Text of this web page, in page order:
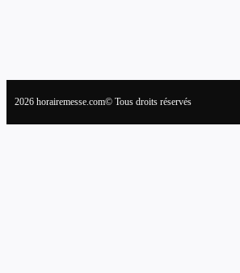
2026 horairemesse.com© Tous droits réservés